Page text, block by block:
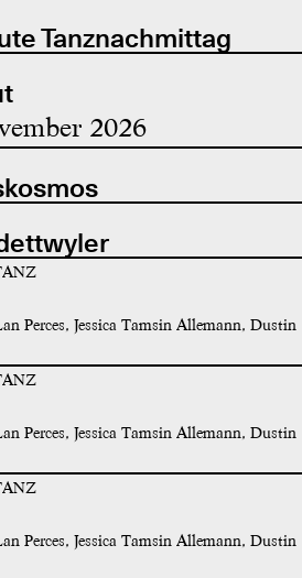
Tanznachmittag
2026
Perces, Jessica Tamsin Allemann, Dustin
Perces, Jessica Tamsin Allemann, Dustin
Perces, Jessica Tamsin Allemann, Dustin